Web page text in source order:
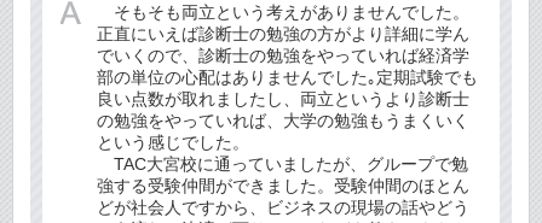
そもそも両立という考えがありませんでした。
正直にいえば診断士の勉強の方がより詳細に学ん
でいくので、診断士の勉強をやっていれば経済学
部の単位の心配はありませんでした｡定期試験でも
良い点数が取れましたし、両立というより診断士
の勉強をやっていれば、大学の勉強もうまくいく
という感じでした。
TAC大宮校に通っていましたが、グループで勉
強する受験仲間ができました。受験仲間のほとん
どが社会人ですから、ビジネスの現場の話やどう